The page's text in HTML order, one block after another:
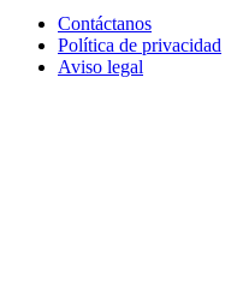
Contáctanos
Política de privacidad
Aviso legal